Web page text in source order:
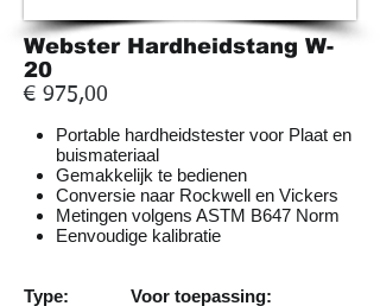
Webster Hardheidstang W-
20
€ 975,00
Portable hardheidstester voor Plaat en
buismateriaal
Gemakkelijk te bedienen
Conversie naar Rockwell en Vickers
Metingen volgens ASTM B647 Norm
Eenvoudige kalibratie
Type: Voor toepassing: